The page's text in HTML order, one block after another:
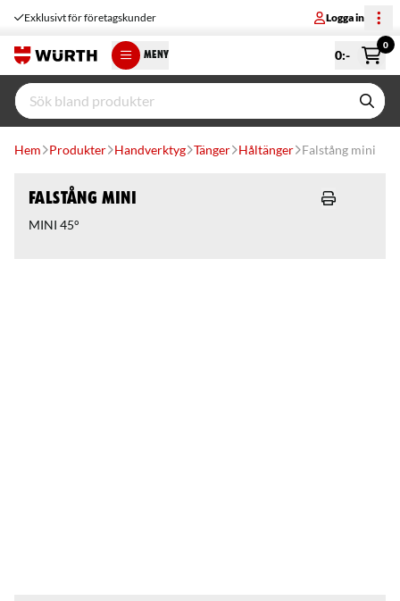
Exklusivt för företagskunder Logga in
MENY 0:-
0
Hem Produkter Handverktyg Tänger Håltänger Falstång mini
Falstång mini
MINI 45°